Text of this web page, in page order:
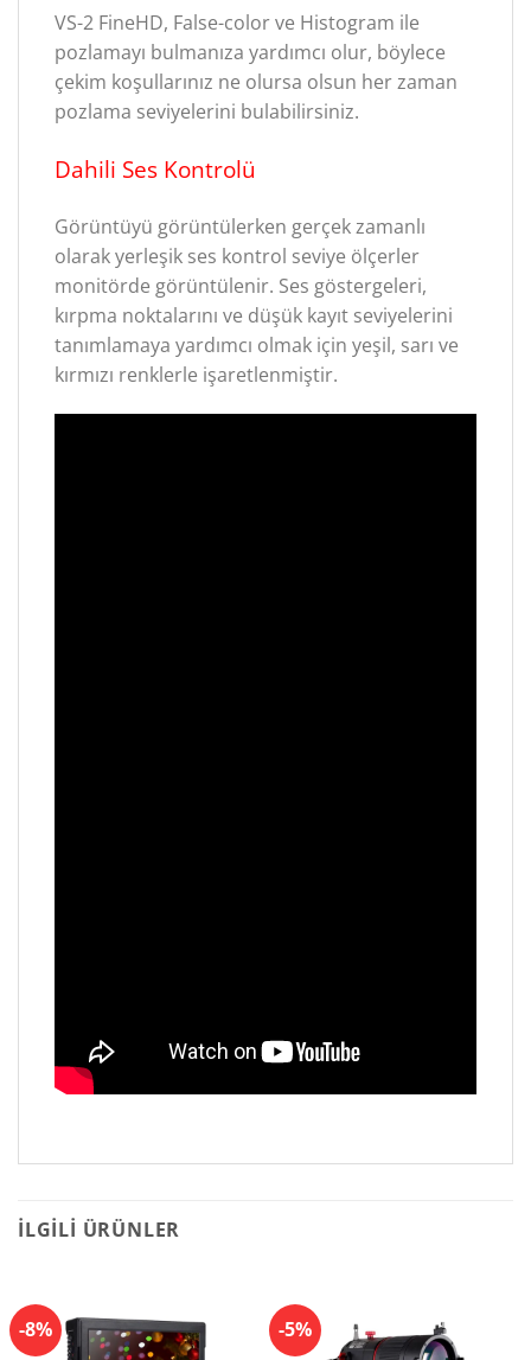
VS-2 FineHD, False-color ve Histogram ile
pozlamayı bulmanıza yardımcı olur, böylece
çekim koşullarınız ne olursa olsun her zaman
pozlama seviyelerini bulabilirsiniz.
Dahili Ses Kontrolü
Görüntüyü görüntülerken gerçek zamanlı
olarak yerleşik ses kontrol seviye ölçerler
monitörde görüntülenir. Ses göstergeleri,
kırpma noktalarını ve düşük kayıt seviyelerini
tanımlamaya yardımcı olmak için yeşil, sarı ve
kırmızı renklerle işaretlenmiştir.
İLGILI ÜRÜNLER
-8% -5%